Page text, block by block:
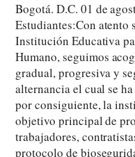
Bogotá. D.C. 01 de
Estudiantes:Con atento
Institución Educativa
Humano, seguimos
gradual, progresiva y
alternancia el cual se
por consiguiente, la
objetivo principal de
trabajadores,
protocolo de